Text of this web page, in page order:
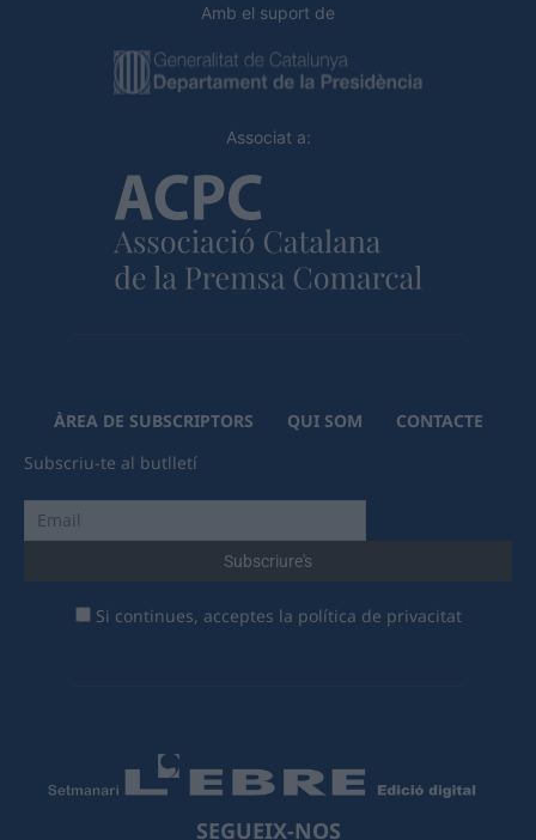
Amb el suport de
Associat a:
ÀREA DE SUBSCRIPTORS QUI SOM
CONTACTE
Subscriu-te al butlletí
Si continues, acceptes la política de privacitat
SEGUEIX-NOS